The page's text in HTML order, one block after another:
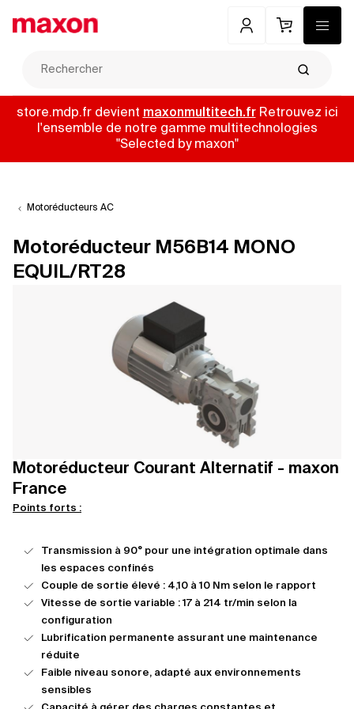
Mon compte
Panier
store.mdp.fr devient maxonmultitech.frRetrouvez ici
l'ensemble de notre gamme multitechnologies
"Selected by maxon"
Motoréducteurs AC
Motoréducteur M56B14 MONO
EQUIL/RT28
Motoréducteur Courant Alternatif - maxon
France
Points forts :
Transmission à 90° pour une intégration optimale dans
les espaces confinés
Couple de sortie élevé : 4,10 à 10 Nm selon le rapport
Vitesse de sortie variable : 17 à 214 tr/min selon la
configuration
Lubrification permanente assurant une maintenance
réduite
Faible niveau sonore, adapté aux environnements
sensibles